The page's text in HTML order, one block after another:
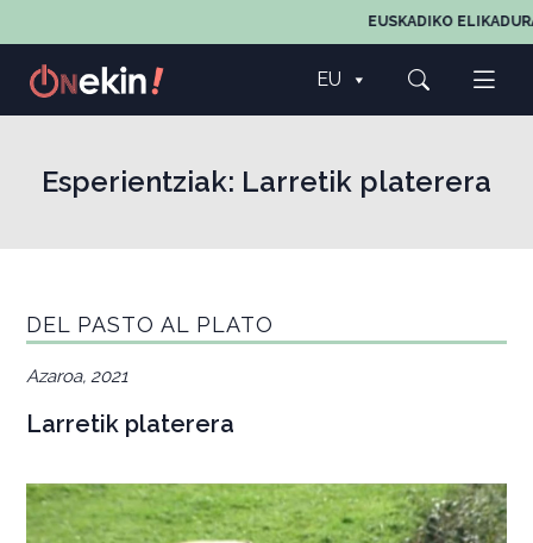
EUSKADIKO
EU
Esperientziak: Larretik platerera
DEL PASTO AL PLATO
Azaroa, 2021
Larretik platerera